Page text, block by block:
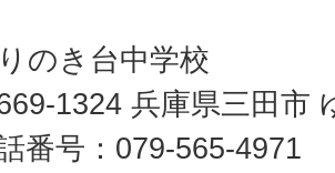
のき台中学校
1324 兵庫県三田市
番号：079-565-4971